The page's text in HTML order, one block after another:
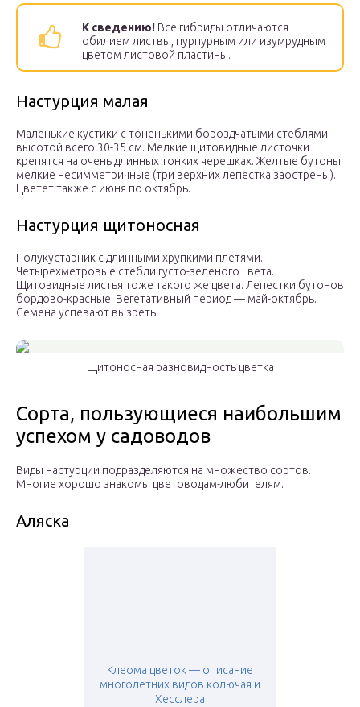
К сведению! Все гибриды отличаются
обилием листвы, пурпурным или изумрудным
цветом листовой пластины.
Настурция малая
Маленькие кустики с тоненькими бороздчатыми стеблями
высотой всего 30-35 см. Мелкие щитовидные листочки
крепятся на очень длинных тонких черешках. Желтые бутоны
мелкие несимметричные (три верхних лепестка заострены).
Цветет также с июня по октябрь.
Настурция щитоносная
Полукустарник с длинными хрупкими плетями.
Четырехметровые стебли густо-зеленого цвета.
Щитовидные листья тоже такого же цвета. Лепестки бутонов
бордово-красные. Вегетативный период — май-октябрь.
Семена успевают вызреть.
Щитоносная разновидность цветка
Сорта, пользующиеся наибольшим
успехом у садоводов
Виды настурции подразделяются на множество сортов.
Многие хорошо знакомы цветоводам-любителям.
Аляска
Клеома цветок — описание
многолетних видов колючая и
Хесслера